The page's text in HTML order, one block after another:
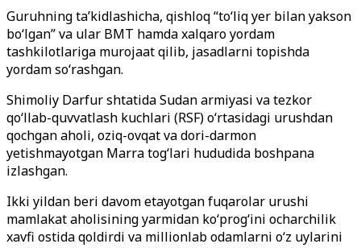
Guruhning ta’kidlashicha, qishloq “to‘liq yer bilan yakson
bo‘lgan” va ular BMT hamda xalqaro yordam
tashkilotlariga murojaat qilib, jasadlarni topishda
yordam so‘rashgan.
Shimoliy Darfur shtatida Sudan armiyasi va tezkor
qo‘llab-quvvatlash kuchlari (RSF) o‘rtasidagi urushdan
qochgan aholi, oziq-ovqat va dori-darmon
yetishmayotgan Marra tog‘lari hududida boshpana
izlashgan.
Ikki yildan beri davom etayotgan fuqarolar urushi
mamlakat aholisining yarmidan ko‘prog‘ini ocharchilik
xavfi ostida qoldirdi va millionlab odamlarni o‘z uylarini